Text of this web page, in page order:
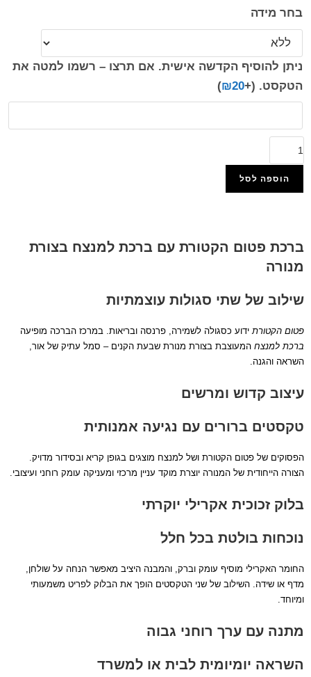
בחר מידה
ניתן להוסיף הקדשה אישית. אם תרצו – רשמו למטה את
הטקסט. (+
₪20
)
הוספה לסל
ברכת פטום הקטורת עם ברכת למנצח בצורת
מנורה
שילוב של שתי סגולות עוצמתיות
פטום הקטורתידוע כסגולה לשמירה, פרנסה ובריאות. במרכז הברכה מופיעה
ברכת למנצח המעוצבת בצורת מנורת שבעת הקנים – סמל עתיק של אור,
השראה והגנה.
עיצוב קדוש ומרשים
טקסטים ברורים עם נגיעה אמנותית
הפסוקים של פטום הקטורת ושל למנצח מוצגים בגופן קריא ובסידור מדויק.
הצורה הייחודית של המנורה יוצרת מוקד עניין מרכזי ומעניקה עומק רוחני ועיצובי.
בלוק זכוכית אקרילי יוקרתי
נוכחות בולטת בכל חלל
החומר האקרילי מוסיף עומק וברק, והמבנה היציב מאפשר הנחה על שולחן,
מדף או שידה. השילוב של שני הטקסטים הופך את הבלוק לפריט משמעותי
ומיוחד.
מתנה עם ערך רוחני גבוה
השראה יומיומית לבית או למשרד